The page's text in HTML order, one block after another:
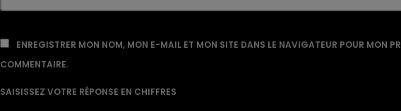
ENREGISTRER MON NOM, MON E-MAIL ET MON SITE DANS LE NAVIGATEUR POUR MON
COMMENTAIRE.
SAISISSEZ VOTRE RÉPONSE EN CHIFFRES